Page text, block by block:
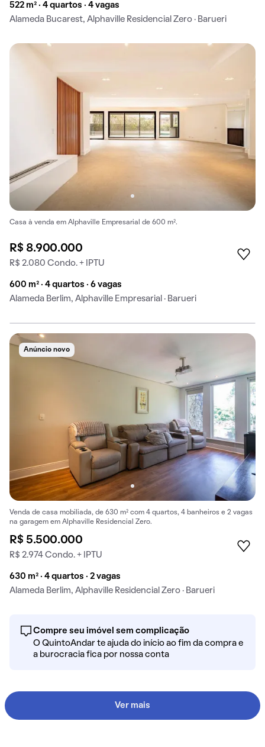
522 m² · 4 quartos · 4 vagas
Alameda Bucarest, Alphaville Residencial Zero · Barueri
Casa à venda em Alphaville Empresarial de 600 m².
R$ 8.900.000
R$ 2.080 Condo. + IPTU
600 m² · 4 quartos · 6 vagas
Alameda Berlim, Alphaville Empresarial · Barueri
Anúncio novo
Venda de casa mobiliada, de 630 m² com 4 quartos, 4 banheiros e 2 vagas
na garagem em Alphaville Residencial Zero.
R$ 5.500.000
R$ 2.974 Condo. + IPTU
630 m² · 4 quartos · 2 vagas
Alameda Berlim, Alphaville Residencial Zero · Barueri
Compre seu imóvel sem complicação
O QuintoAndar te ajuda do início ao fim da compra e
a burocracia fica por nossa conta
Ver mais